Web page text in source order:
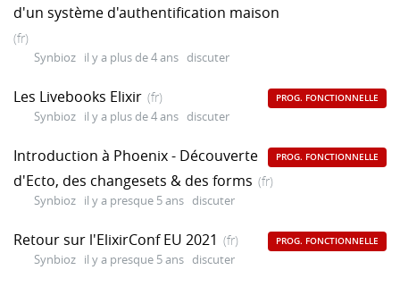
d'un système d'authentification maison
(fr)
Synbioz il y a plus de 4 ans discuter
Les Livebooks Elixir (fr)
Synbioz il y a plus de 4 ans discuter
PROG. FONCTIONNELLE
Introduction à Phoenix - Découverte
d'Ecto, des changesets & des forms (fr)
Synbioz il y a presque 5 ans discuter
PROG. FONCTIONNELLE
Retour sur l'ElixirConf EU 2021 (fr)
Synbioz il y a presque 5 ans discuter
PROG. FONCTIONNELLE